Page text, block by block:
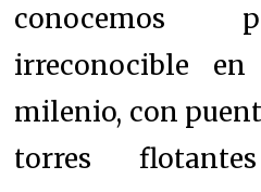
conocemos
irreconocible
milenio, con
torres